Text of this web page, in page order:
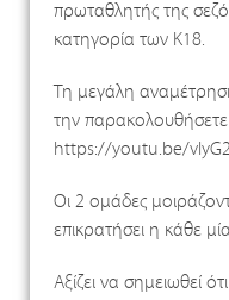
πρωταθλητής της
κατηγορία των Κ18.
Τη μεγάλη
την
https://youtu.be/
Οι 2 ομάδες
επικρατήσει η κάθε
Αξίζει να σημειωθεί